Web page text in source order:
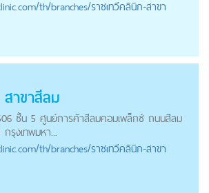
/th/branches/ราชเทวีคลินิก-สาขา
าขาสีลม
ชั้น 5 ศูนย์การค้าสีลมคอมเพล็กซ์ ถนนสีลม
รุงเทพมหา...
/th/branches/ราชเทวีคลินิก-สาขา